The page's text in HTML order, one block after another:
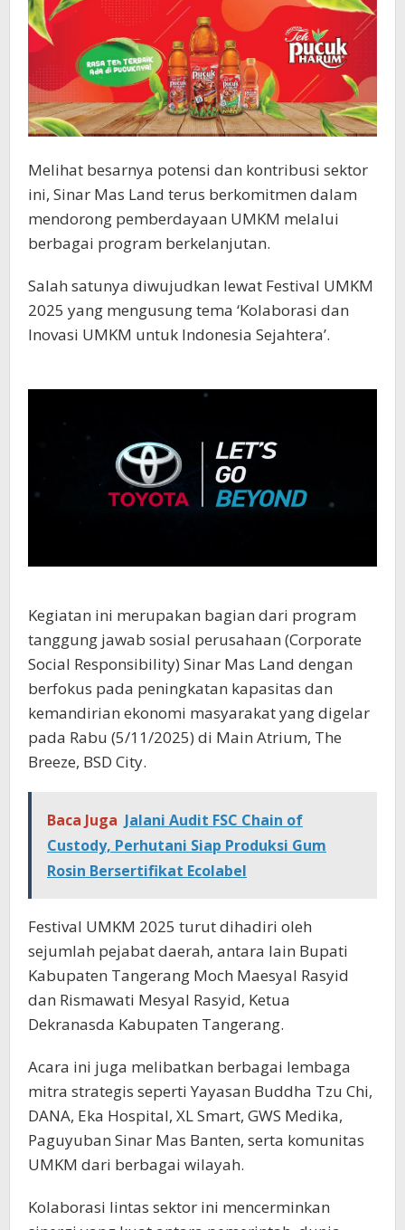
Melihat besarnya potensi dan kontribusi sektor
ini, Sinar Mas Land terus berkomitmen dalam
mendorong pemberdayaan UMKM melalui
berbagai program berkelanjutan.
Salah satunya diwujudkan lewat Festival UMKM
2025 yang mengusung tema ‘Kolaborasi dan
Inovasi UMKM untuk Indonesia Sejahtera’.
Kegiatan ini merupakan bagian dari program
tanggung jawab sosial perusahaan (Corporate
Social Responsibility) Sinar Mas Land dengan
berfokus pada peningkatan kapasitas dan
kemandirian ekonomi masyarakat yang digelar
pada Rabu (5/11/2025) di Main Atrium, The
Breeze, BSD City.
Baca Juga Jalani Audit FSC Chain of
Custody, Perhutani Siap Produksi Gum
Rosin Bersertifikat Ecolabel
Festival UMKM 2025 turut dihadiri oleh
sejumlah pejabat daerah, antara lain Bupati
Kabupaten Tangerang Moch Maesyal Rasyid
dan Rismawati Mesyal Rasyid, Ketua
Dekranasda Kabupaten Tangerang.
Acara ini juga melibatkan berbagai lembaga
mitra strategis seperti Yayasan Buddha Tzu Chi,
DANA, Eka Hospital, XL Smart, GWS Medika,
Paguyuban Sinar Mas Banten, serta komunitas
UMKM dari berbagai wilayah.
Kolaborasi lintas sektor ini mencerminkan